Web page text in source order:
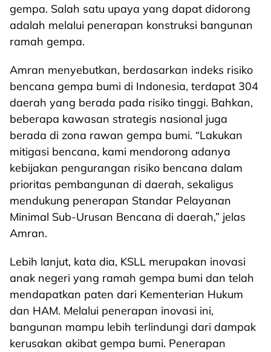
gempa. Salah satu upaya yang dapat didorong
adalah melalui penerapan konstruksi bangunan
ramah gempa.
Amran menyebutkan, berdasarkan indeks risiko
bencana gempa bumi di Indonesia, terdapat 304
daerah yang berada pada risiko tinggi. Bahkan,
beberapa kawasan strategis nasional juga
berada di zona rawan gempa bumi. “Lakukan
mitigasi bencana, kami mendorong adanya
kebijakan pengurangan risiko bencana dalam
prioritas pembangunan di daerah, sekaligus
mendukung penerapan Standar Pelayanan
Minimal Sub-Urusan Bencana di daerah,” jelas
Amran.
Lebih lanjut, kata dia, KSLL merupakan inovasi
anak negeri yang ramah gempa bumi dan telah
mendapatkan paten dari Kementerian Hukum
dan HAM. Melalui penerapan inovasi ini,
bangunan mampu lebih terlindungi dari dampak
kerusakan akibat gempa bumi. Penerapan